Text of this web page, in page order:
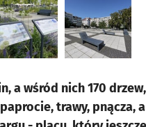
a wśród nich 170
trawy, pnącza,